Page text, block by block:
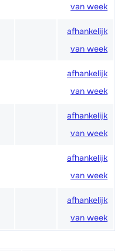
van week
afhankelijk
van week
afhankelijk
van week
afhankelijk
van week
afhankelijk
van week
afhankelijk
van week